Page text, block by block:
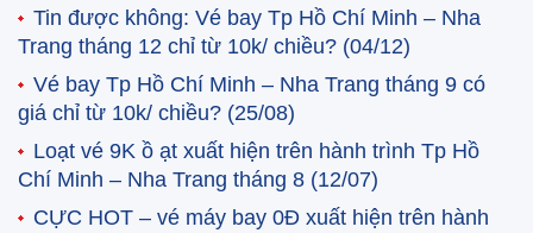
Tin được không: Vé bay Tp Hồ Chí Minh – Nha
Trang tháng 12 chỉ từ 10k/ chiều? (04/12)
Vé bay Tp Hồ Chí Minh – Nha Trang tháng 9 có
giá chỉ từ 10k/ chiều? (25/08)
Loạt vé 9K ồ ạt xuất hiện trên hành trình Tp Hồ
Chí Minh – Nha Trang tháng 8 (12/07)
CỰC HOT – vé máy bay 0Đ xuất hiện trên hành